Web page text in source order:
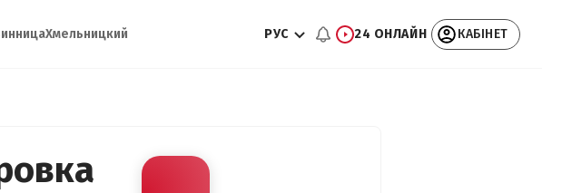
Хмельницкий РУС 24 ОНЛАЙН КАБІНЕТ